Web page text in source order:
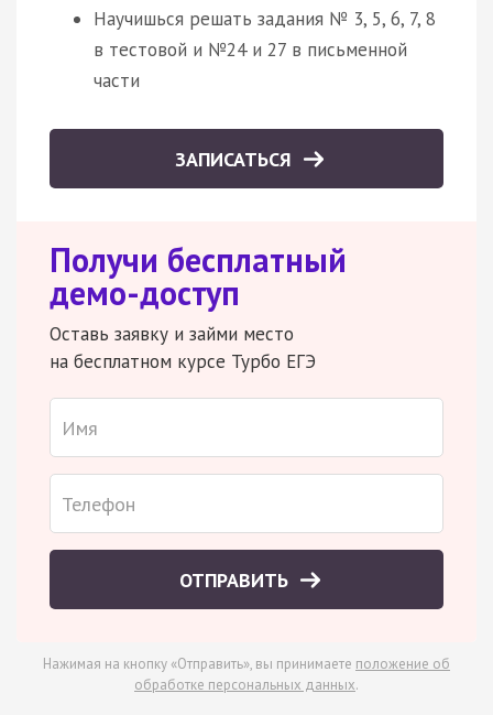
Научишься решать задания № 3, 5, 6, 7, 8
в тестовой и №24 и 27 в письменной
части
ЗАПИСАТЬСЯ
Получи бесплатный
демо-доступ
Оставь заявку и займи место
на бесплатном курсе Турбо ЕГЭ
ОТПРАВИТЬ
Нажимая на кнопку «Отправить», вы принимаете положение об
обработке персональных данных.